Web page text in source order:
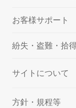
お客様サポート
紛失・盗難・拾
サイトについて
方針・規程等